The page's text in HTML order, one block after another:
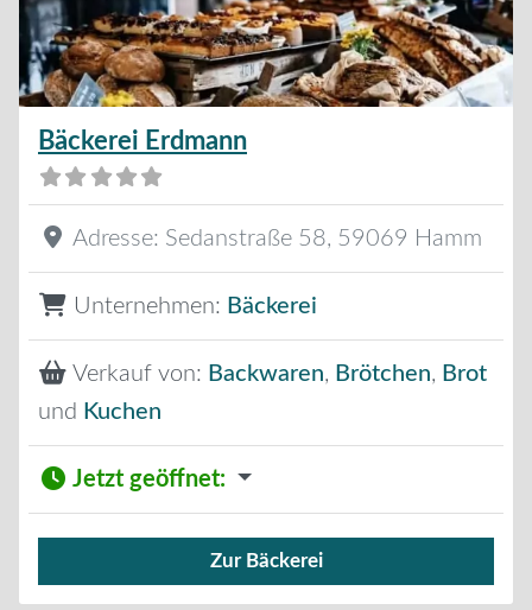
Bäckerei Erdmann
Adresse: Sedanstraße 58, 59069 Hamm
Unternehmen: Bäckerei
Verkauf von: Backwaren, Brötchen, Brot
und Kuchen
Jetzt geöffnet:
Verkauf von Brötchen,
Zur Bäckerei